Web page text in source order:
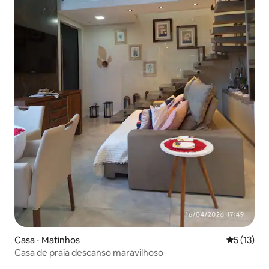
Casa ⋅ Matinhos 5 de uma
5 (13)
Casa de praia descanso maravilhoso